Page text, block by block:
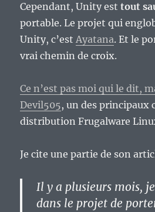
Cependant, Unity esttout
portable. Le projet qui
Unity, c’estAyatana. Et le
vrai chemin de croix.
Ce n’est pas moi qui le dit,
Devil505, un des principaux
distribution Frugalware
Je cite une partie de son
Il y a plusieurs mois,
dans le projet de